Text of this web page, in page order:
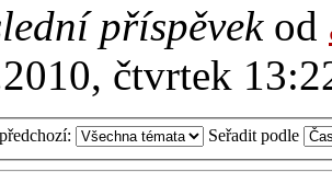
příspěvek od
čtvrtek
Seřadit podle